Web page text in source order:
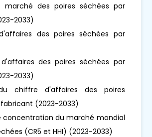
marché des poires séchées par
2033)
des poires séchées par
d'affaires des poires séchées par
2033)
chiffre d'affaires des poires
(2023-2033)
concentration du marché mondial
(CR5 et HHI) (2023-2033)